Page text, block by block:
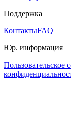
Поддержка
КонтактыFAQ
Юр. информация
Пользовательское